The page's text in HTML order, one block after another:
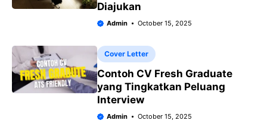
Diajukan
Admin October 15, 2025
Cover Letter
Contoh CV Fresh Graduate
yang Tingkatkan Peluang
Interview
Admin October 15, 2025